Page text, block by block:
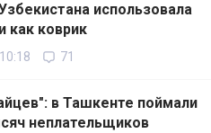
использовала
как коврик
71
в Ташкенте поймали
неплательщиков